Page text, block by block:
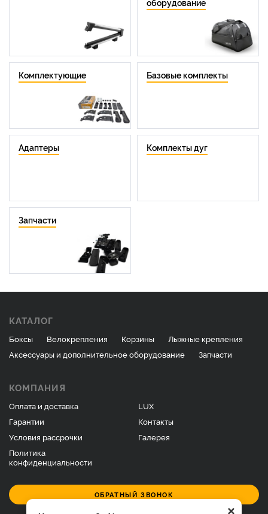
Комплектующие Базовые комплекты
Адаптеры Комплекты дуг
Запчасти
КАТАЛОГ
Боксы Велокрепления Корзины
Лыжные крепления
Аксессуары и дополнительное оборудование
Запчасти
КОМПАНИЯ
Оплата и доставка
Гарантии
Условия рассрочки
Политика
конфиденциальности
LUX
Контакты
Галерея
ОБРАТНЫЙ ЗВОНОК
×